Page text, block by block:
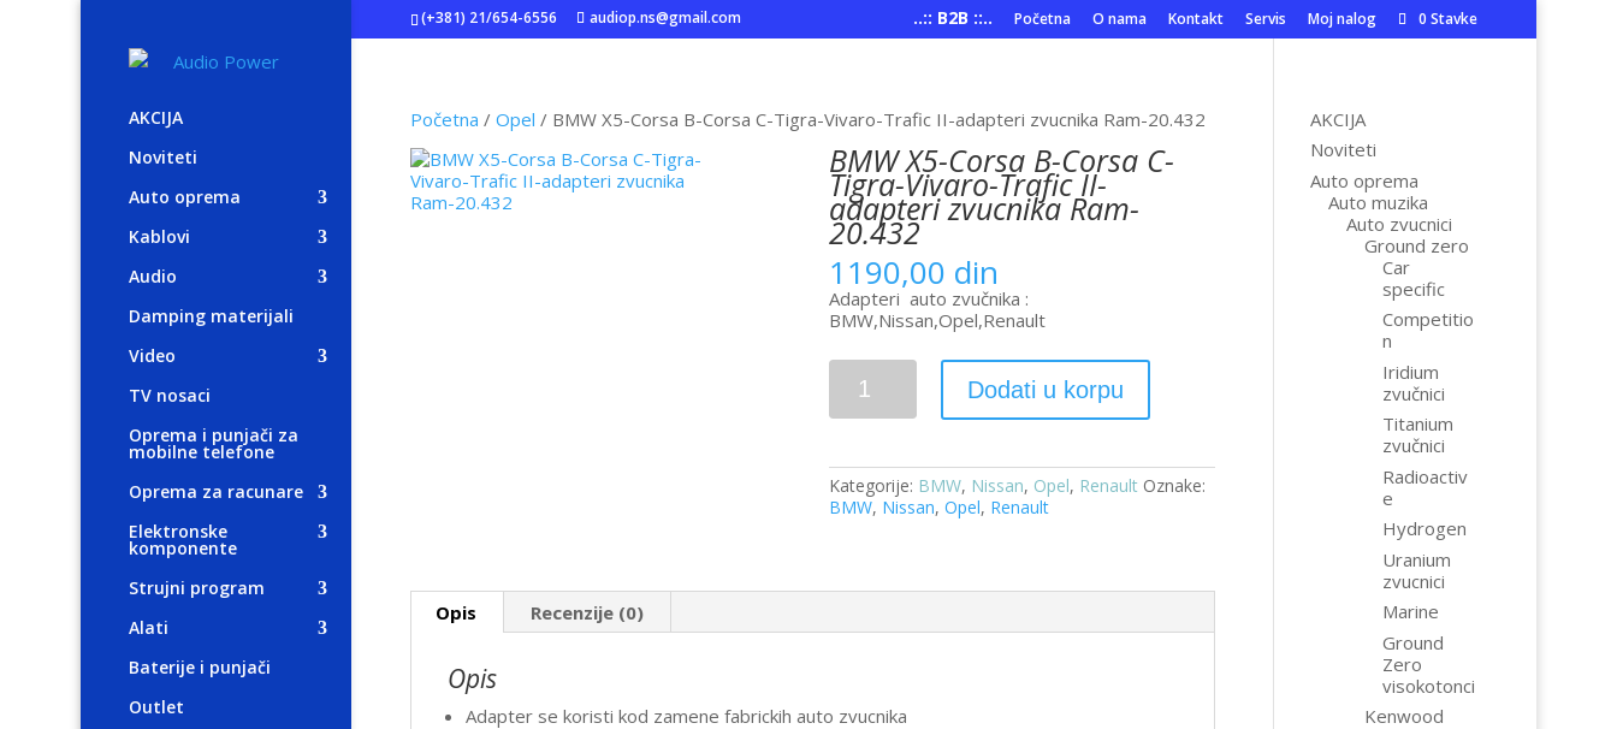
(+381) 21/654-6556 audiop.ns@gmail.com ..:: B2B ::.. Početna O nama Kontakt Servis Moj nalog 0 Stavke
AKCIJA
Noviteti
Auto oprema
Kablovi
Audio
Damping materijali
Video
TV nosaci
Oprema i punjači za
mobilne telefone
Oprema za racunare
Elektronske
komponente
Strujni program
Alati
Baterije i punjači
Outlet
Početna /Opel / BMW X5-Corsa B-Corsa C-Tigra-Vivaro-Trafic II-adapteri zvucnika Ram-20.432
BMW X5-Corsa B-Corsa C-
Tigra-Vivaro-Trafic II-
adapteri zvucnika Ram-
20.432
1190,00 din
Adapteri auto zvučnika :
BMW,Nissan,Opel,Renault
BMW
Corsa
C-
Tigra-
Vivaro-
adapteri
Ram-
Dodati u korpu
Kategorije: BMW, Nissan, Opel, Renault Oznake:
BMW, Nissan,Opel, Renault
Opis Recenzije (0)
Opis
Adapter se koristi kod zamene fabrickih auto zvucnika
AKCIJA
Noviteti
Auto oprema
Auto muzika
Auto zvucnici
Ground zero
Car
specific
Competitio
n
Iridium
zvučnici
Titanium
zvučnici
Radioactiv
e
Hydrogen
Uranium
zvucnici
Marine
Ground
Zero
visokotonci
Kenwood